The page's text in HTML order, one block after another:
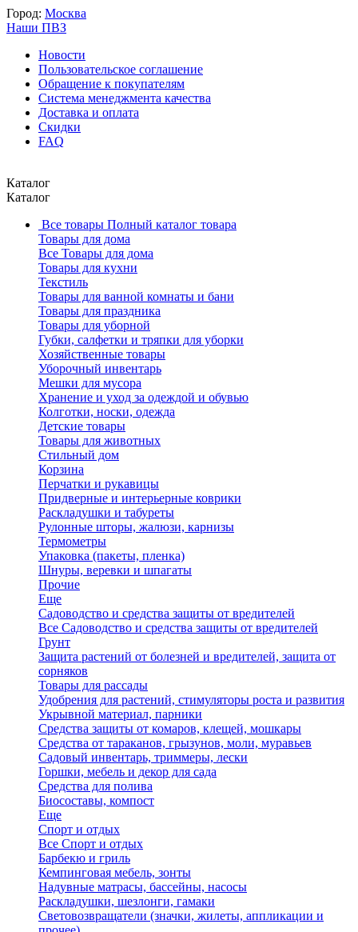
Город: Москва
Наши ПВЗ
Новости
Пользовательское соглашение
Обращение к покупателям
Система менеджмента качества
Доставка и оплата
Скидки
FAQ
Каталог
Каталог
Все товары Полный каталог товара
Товары для дома
Все Товары для дома
Товары для кухни
Текстиль
Товары для ванной комнаты и бани
Товары для праздника
Товары для уборной
Губки, салфетки и тряпки для уборки
Хозяйственные товары
Уборочный инвентарь
Мешки для мусора
Хранение и уход за одеждой и обувью
Колготки, носки, одежда
Детские товары
Товары для животных
Стильный дом
Корзина
Перчатки и рукавицы
Придверные и интерьерные коврики
Раскладушки и табуреты
Рулонные шторы, жалюзи, карнизы
Термометры
Упаковка (пакеты, пленка)
Шнуры, веревки и шпагаты
Прочие
Еще
Садоводство и средства защиты от вредителей
Все Садоводство и средства защиты от вредителей
Грунт
Защита растений от болезней и вредителей, защита от
сорняков
Товары для рассады
Удобрения для растений, стимуляторы роста и развития
Укрывной материал, парники
Средства защиты от комаров, клещей, мошкары
Средства от тараканов, грызунов, моли, муравьев
Садовый инвентарь, триммеры, лески
Горшки, мебель и декор для сада
Средства для полива
Биосоставы, компост
Еще
Спорт и отдых
Все Спорт и отдых
Барбекю и гриль
Кемпинговая мебель, зонты
Надувные матрасы, бассейны, насосы
Раскладушки, шезлонги, гамаки
Световозвращатели (значки, жилеты, аппликации и